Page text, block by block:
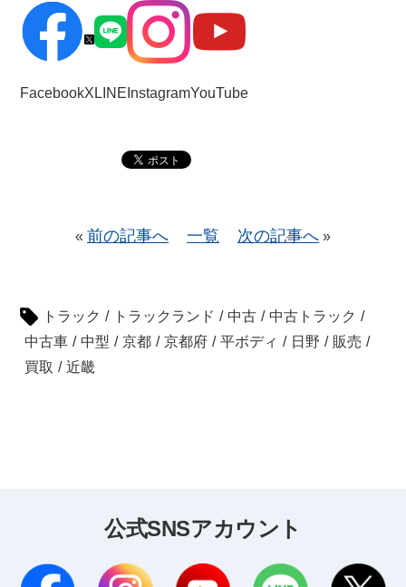
FacebookX LINE InstagramYouTube
« 前の記事へ 一覧 次の記事へ »
トラック / トラックランド / 中古 / 中古トラック /
中古車 / 中型 / 京都 / 京都府 / 平ボディ / 日野 / 販売 /
買取 / 近畿
公式SNSアカウント